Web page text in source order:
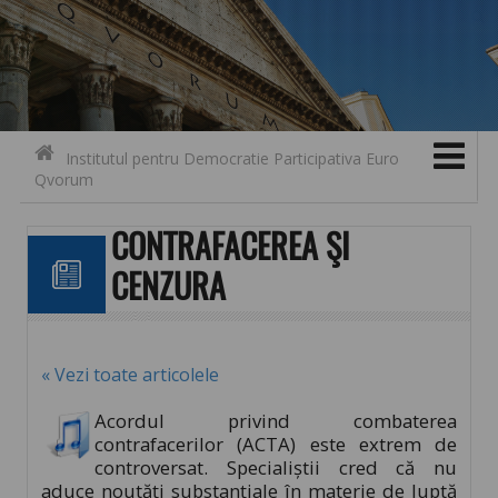
Contact
Skip to content
Institutul pentru Democratie Participativa Euro
Qvorum
CONTRAFACEREA ŞI
CENZURA
« Vezi toate articolele
Acordul privind combaterea
contrafacerilor (ACTA) este extrem de
controversat. Specialiştii cred că nu
aduce noutăţi substanţiale în materie de luptă